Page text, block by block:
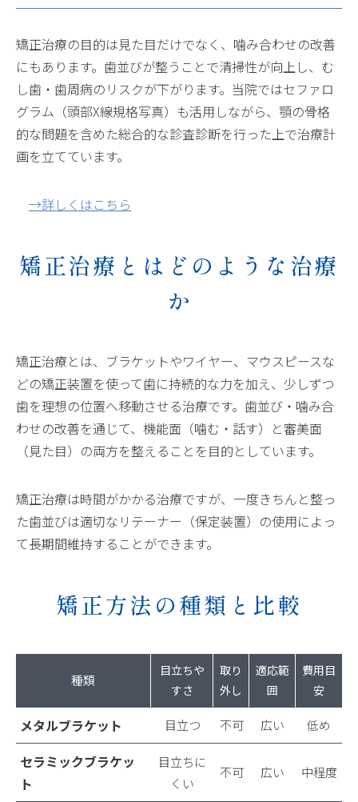
矯正治療の目的は見た目だけでなく、噛み合わせの改善
にもあります。歯並びが整うことで清掃性が向上し、む
し歯・歯周病のリスクが下がります。当院ではセファロ
グラム（頭部X線規格写真）も活用しながら、顎の骨格
的な問題を含めた総合的な診査診断を行った上で治療計
画を立てています。
→詳しくはこちら
矯正治療とはどのような治療
か
矯正治療とは、ブラケットやワイヤー、マウスピースな
どの矯正装置を使って歯に持続的な力を加え、少しずつ
歯を理想の位置へ移動させる治療です。歯並び・噛み合
わせの改善を通じて、機能面（噛む・話す）と審美面
（見た目）の両方を整えることを目的としています。
矯正治療は時間がかかる治療ですが、一度きちんと整っ
た歯並びは適切なリテーナー（保定装置）の使用によっ
て長期間維持することができます。
矯正方法の種類と比較
種類
目立ちや
すさ
取り
外し
適応範
囲
費用目
安
メタルブラケット 目立つ 不可 広い 低め
セラミックブラケッ
ト
目立ちに
くい
不可 広い 中程度